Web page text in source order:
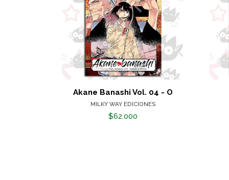
Akane Banashi Vol. 04 - O
MILKY WAY EDICIONES
$62.000